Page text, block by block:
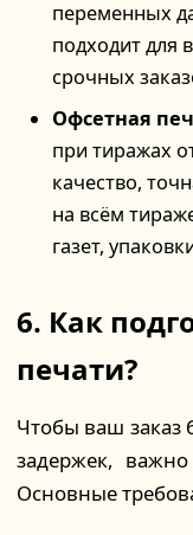
переменных
подходит для
срочных
Офсетная
при тиражах
качество,
на всём
газет,
6. Как
печати?
Чтобы ваш заказ
задержек,
Основные